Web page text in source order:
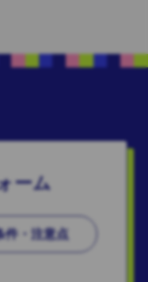
ーム
件・注意点